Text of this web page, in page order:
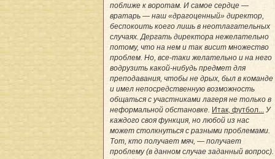
поближе к воротам. И самое сердце —
вратарь — наш «драгоценный» директор,
беспокоить коего лишь в неотлагательных
случаях. Дергать директора нежелательно
потому, что на нем и так висит множество
проблем. Но, все-таки желательно и на него
водрузить какой-нибудь предмет для
преподавания, чтобы не дрых, был в команде
и имел непосредственную возможность
общаться с участниками лагеря не только в
неформальной обстановке. Итак, футбол... У
каждого своя функция, но любой из нас
может столкнуться с разными проблемами.
Тот, кто получает мяч, — получает
проблему (в данном случае заданный вопрос).